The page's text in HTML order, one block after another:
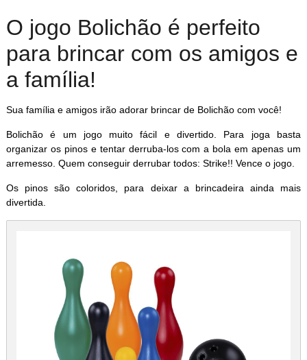
O jogo Bolichão é perfeito
para brincar com os amigos e
a família!
Sua família e amigos irão adorar brincar de Bolichão com você!
Bolichão é um jogo muito fácil e divertido. Para joga basta
organizar os pinos e tentar derruba-los com a bola em apenas um
arremesso. Quem conseguir derrubar todos: Strike!! Vence o jogo.
Os pinos são coloridos, para deixar a brincadeira ainda mais
divertida.